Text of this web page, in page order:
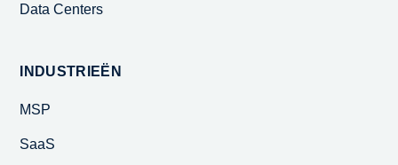
Data Centers
INDUSTRIEËN
MSP
SaaS